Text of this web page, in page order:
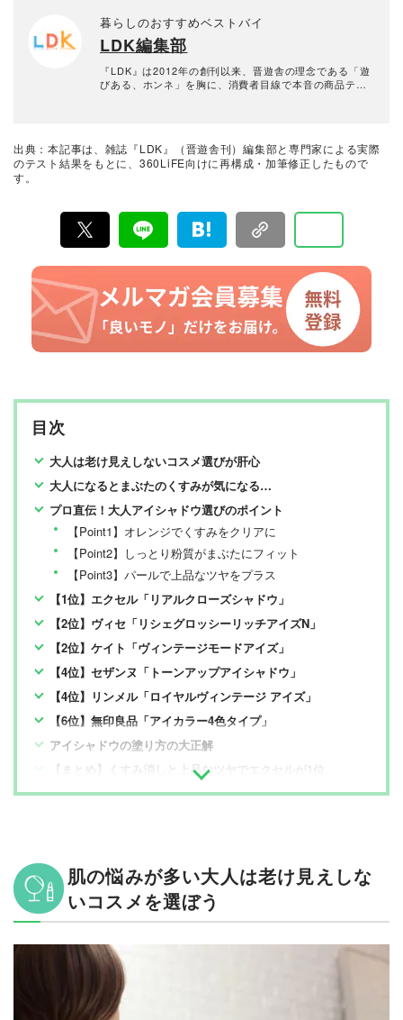
年齢層の女優やタレントからの指名が殺到。大人のリア
ルなメイクの悩みに寄り添ってくれる提案も大好評。そ
の人らしさを生かしつつ、隠れた魅力を引き出すことを
得意とする。ビューティーを中心に、美容誌・女性誌の
美容企画の監修、CM・Webの撮影、メイクイベントへの
出演、化粧品会社の製品開発のアドバイス、コンサルテ
暮らしのおすすめベストバイ
LDK編集部
『LDK』は2012年の創刊以来、晋遊舎の理念である「遊
びある、ホンネ」を胸に、消費者目線で本音の商品テス
て見つけた「本当に良いもの」と「お役立ち情報」を厳
選してあなたにお届け。編集長・高橋咲彩を中心に、11
出典：本記事は、雑誌『LDK』（晋遊舎刊）編集部と専門家による実際
のテスト結果をもとに、360LiFE向けに再構成・加筆修正したもので
す。
目次
大人は老け見えしないコスメ選びが肝心
大人になるとまぶたのくすみが気になる…
プロ直伝！大人アイシャドウ選びのポイント
【Point1】オレンジでくすみをクリアに
【Point2】しっとり粉質がまぶたにフィット
【Point3】パールで上品なツヤをプラス
【1位】エクセル「リアルクローズシャドウ」
【2位】ヴィセ「リシェグロッシーリッチアイズN」
【2位】ケイト「ヴィンテージモードアイズ」
【4位】セザンヌ「トーンアップアイシャドウ」
【4位】リンメル「ロイヤルヴィンテージ アイズ」
【6位】無印良品「アイカラー4色タイプ」
アイシャドウの塗り方の大正解
【まとめ】くすみ消しと上品なツヤでエクセルが1位
肌の悩みが多い大人は老け見えしな
いコスメを選ぼう